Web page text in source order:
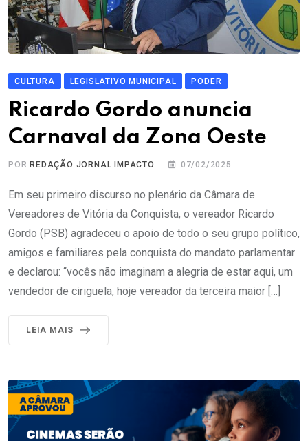
CULTURA LEGISLATIVO MUNICIPAL PODER
Ricardo Gordo anuncia
Carnaval da Zona Oeste
PORREDAÇÃO JORNAL IMPACTO 07/02/2025
Em seu primeiro discurso no plenário da Câmara de
Vereadores de Vitória da Conquista, o vereador Ricardo
Gordo (PSB) agradeceu o apoio de todo o seu grupo político,
amigos e familiares pela conquista do mandato parlamentar
e declarou: “vocês não imaginam a alegria de estar aqui, um
vendedor de ciriguela, hoje vereador da terceira maior […]
LEIA MAIS